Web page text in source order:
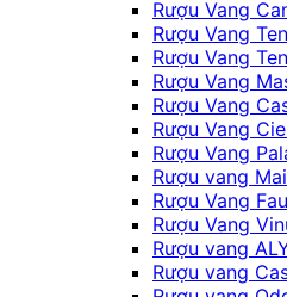
Rượu Vang
Rượu Vang
Rượu Vang
Rượu Vang
Rượu Vang
Rượu Vang
Rượu Vang
Rượu vang
Rượu Vang
Rượu Vang
Rượu vang
Rượu vang